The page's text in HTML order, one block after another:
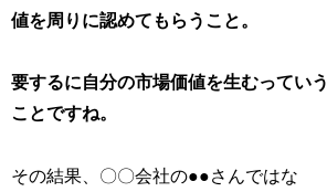
値を周りに認めてもらうこと。
要するに自分の市場価値を生むっていう
ことですね。
その結果、〇〇会社の●●さんではな